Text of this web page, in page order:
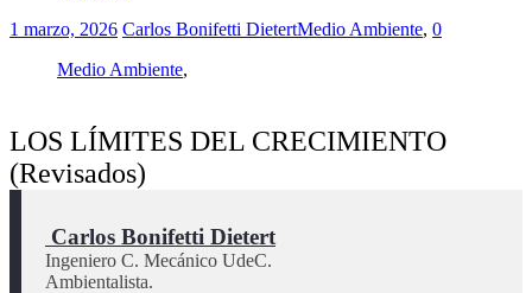
1 marzo, 2026 Carlos Bonifetti DietertMedio Ambiente, 0
Medio Ambiente,
LOS LÍMITES DEL CRECIMIENTO
(Revisados)
Carlos Bonifetti Dietert
Ingeniero C. Mecánico UdeC.
Ambientalista.